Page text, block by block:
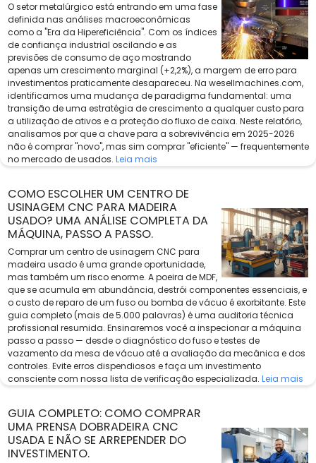
O setor metalúrgico está entrando em uma fase
definida nas análises macroeconômicas
como a "Era da Hipereficiência". Com os índices
de confiança industrial oscilando e as
previsões de consumo de aço mostrando
apenas um crescimento marginal (+2,2%), a margem de erro para
investimentos praticamente desapareceu. Na wesellmachines.com,
identificamos uma mudança de paradigma fundamental: uma
transição de uma estratégia de crescimento a qualquer custo para
a utilização de ativos e a proteção do fluxo de caixa. Neste relatório,
analisamos por que a chave para a sobrevivência em 2025-2026
não é comprar "novo", mas sim comprar "eficiente" — frequentemente
no mercado de usados. Leia mais
COMO ESCOLHER UM CENTRO DE
USINAGEM CNC PARA MADEIRA
USADO? UMA ANÁLISE COMPLETA DA
MÁQUINA, PASSO A PASSO.
Comprar um centro de usinagem CNC para
madeira usado é uma grande oportunidade,
mas também um risco enorme. A poeira de MDF,
que se acumula em abundância, destrói componentes essenciais, e
o custo de reparo de um fuso ou bomba de vácuo é exorbitante. Este
guia completo (mais de 5.000 palavras) é uma auditoria técnica
profissional resumida. Ensinaremos você a inspecionar a máquina
passo a passo — desde o diagnóstico do fuso e testes de
vazamento da mesa de vácuo até a avaliação da mecânica e dos
controles. Evite erros dispendiosos e faça um investimento
consciente com nossa lista de verificação especializada. Leia mais
GUIA COMPLETO: COMO COMPRAR
UMA PRENSA DOBRADEIRA CNC
USADA E NÃO SE ARREPENDER DO
INVESTIMENTO.